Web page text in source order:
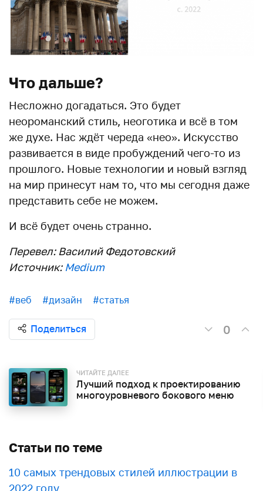
Что дальше?
Несложно догадаться. Это будет
неороманский стиль, неоготика и всё в том
же духе. Нас ждёт череда «нео». Искусство
развивается в виде пробуждений чего-то из
прошлого. Новые технологии и новый взгляд
на мир принесут нам то, что мы сегодня даже
представить себе не можем.
И всё будет очень странно.
Перевел: Василий Федотовский
Источник: Medium
#веб #дизайн #статья
Поделиться 0
ЧИТАЙТЕ ДАЛЕЕ
Лучший подход к проектированию
многоуровневого бокового меню
Статьи по теме
10 самых трендовых стилей иллюстрации в
2022 году